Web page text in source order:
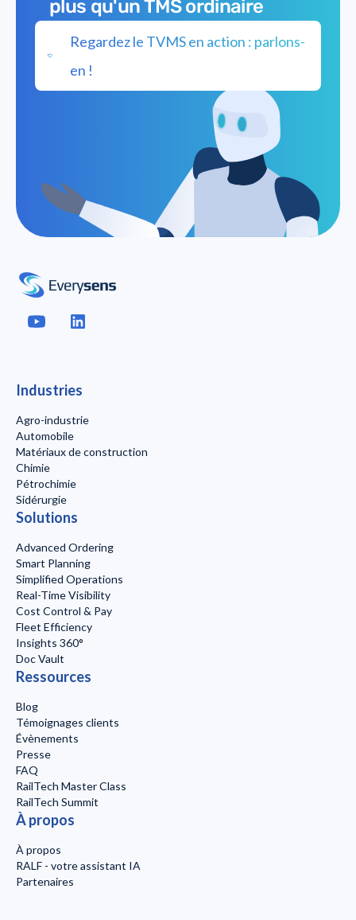
plus qu'un TMS ordinaire
Regardez le TVMS en action : parlons-
en !
Industries
Agro-industrie
Automobile
Matériaux de construction
Chimie
Pétrochimie
Sidérurgie
Solutions
Advanced Ordering
Smart Planning
Simplified Operations
Real-Time Visibility
Cost Control & Pay
Fleet Efficiency
Insights 360°
Doc Vault
Ressources
Blog
Témoignages clients
Évènements
Presse
FAQ
RailTech Master Class
RailTech Summit
À propos
À propos
RALF - votre assistant IA
Partenaires